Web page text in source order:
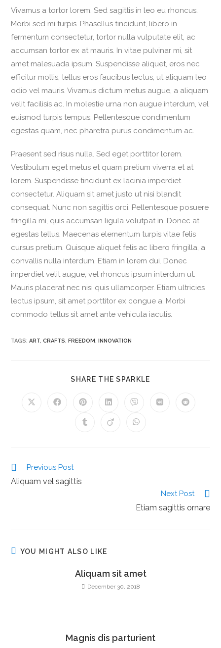
Vivamus a tortor lorem. Sed sagittis in leo eu rhoncus.
Morbi sed mi turpis. Phasellus tincidunt, libero in
fermentum consectetur, tortor nulla vulputate elit, ac
accumsan tortor ex at mauris. In vitae pulvinar mi, sit
amet malesuada ipsum. Suspendisse aliquet, eros nec
efficitur mollis, tellus eros faucibus lectus, ut aliquam leo
odio vel mauris. Vivamus dictum metus augue, a aliquam
velit facilisis ac. In molestie urna non augue interdum, vel
euismod turpis tempus. Pellentesque condimentum
egestas quam, nec pharetra purus condimentum ac.
Praesent sed risus nulla. Sed eget porttitor lorem.
Vestibulum eget metus et quam pretium viverra et at
lorem. Suspendisse tincidunt ex lacinia imperdiet
consectetur. Aliquam sit amet justo ut nisi blandit
consequat. Nunc non sagittis orci. Pellentesque posuere
fringilla mi, quis accumsan ligula volutpat in. Donec at
egestas tellus. Maecenas elementum turpis vitae felis
cursus pretium. Quisque aliquet felis ac libero fringilla, a
convallis nulla interdum. Etiam in lorem dui. Donec
imperdiet velit augue, vel rhoncus ipsum interdum ut.
Mauris placerat nec nisi quis ullamcorper. Etiam ultricies
lectus ipsum, sit amet porttitor ex congue a. Morbi
commodo tellus sit amet ante vehicula iaculis.
TAGS:ART, CRAFTS, FREEDOM, INNOVATION
SHARE THE SPARKLE
Previous Post
Aliquam vel sagittis
Next Post
Etiam sagittis ornare
YOU MIGHT ALSO LIKE
Aliquam sit amet
December 30, 2018
Magnis dis parturient